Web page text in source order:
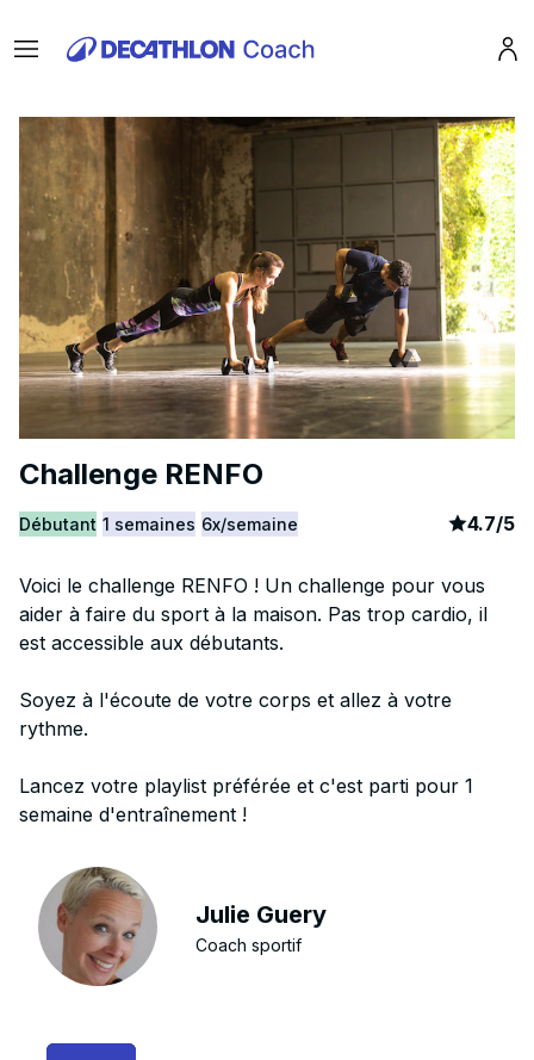
Menu
Challenge RENFO
Débutant 1 semaines 6x/semaine article
4.7/5
Voici le challenge RENFO ! Un challenge pour vous
aider à faire du sport à la maison. Pas trop cardio, il
est accessible aux débutants.
Soyez à l'écoute de votre corps et allez à votre
rythme.
Lancez votre playlist préférée et c'est parti pour 1
semaine d'entraînement !
Julie Guery
Coach sportif